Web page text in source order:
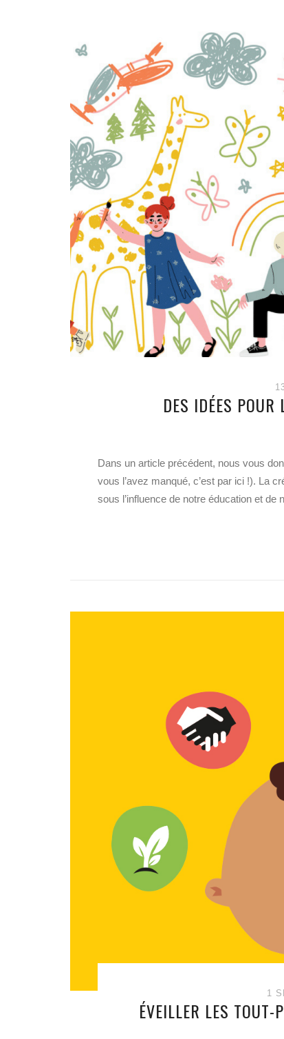
DES IDÉES POUR
Dans un article précédent, nous vous
vous l’avez manqué, c’est par ici !). La
sous l’influence de notre éducation et de
1
ÉVEILLER LES TOUT-